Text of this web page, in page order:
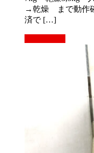
→乾燥 まで動作
済で […]